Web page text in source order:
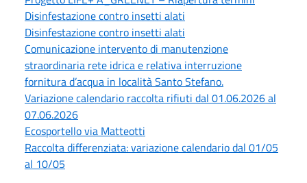
Disinfestazione contro insetti alati
Disinfestazione contro insetti alati
Comunicazione intervento di manutenzione
straordinaria rete idrica e relativa interruzione
fornitura d’acqua in località Santo Stefano.
Variazione calendario raccolta rifiuti dal 01.06.2026 al
07.06.2026
Ecosportello via Matteotti
Raccolta differenziata: variazione calendario dal 01/05
al 10/05